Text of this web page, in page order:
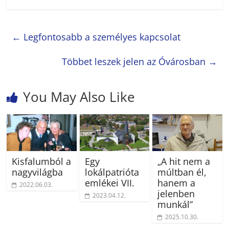
← Legfontosabb a személyes kapcsolat
Többet leszek jelen az Óvárosban →
You May Also Like
Kisfalumból a
nagyvilágba
2022.06.03.
Egy
lokálpatrióta
emlékei VII.
2023.04.12.
„A hit nem a
múltban él,
hanem a
jelenben
munkál”
2025.10.30.